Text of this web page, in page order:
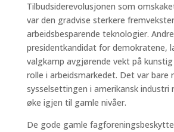
Tilbudsiderevolusjonen som
var den gradvise sterkere
arbeidsbesparende teknologier.
presidentkandidat for demokratene,
valgkamp avgjørende vekt på
rolle i arbeidsmarkedet. Det var bare
sysselsettingen i amerikansk industri
øke igjen til gamle nivåer.
De gode gamle